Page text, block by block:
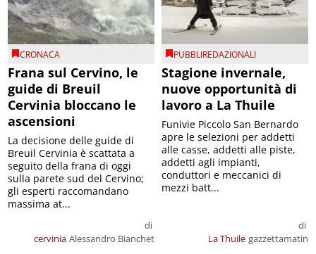
CRONACA
Frana sul Cervino, le
guide di Breuil
Cervinia bloccano le
ascensioni
cervinia
di
Alessandro Bianchet
La decisione delle guide di
Breuil Cervinia è scattata a
seguito della frana di oggi
sulla parete sud del Cervino;
gli esperti raccomandano
massima at...
PUBBLIREDAZIONALI
Stagione invernale,
nuove opportunità di
lavoro a La Thuile
La Thuile
di
gazzettamatin
Funivie Piccolo San Bernardo
apre le selezioni per addetti
alle casse, addetti alle piste,
addetti agli impianti,
conduttori e meccanici di
mezzi batt...